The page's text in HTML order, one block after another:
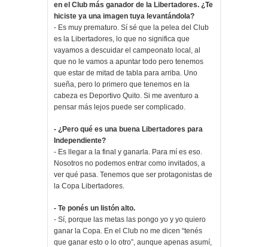
en el Club más ganador de la Libertadores. ¿Te
hiciste ya una imagen tuya levantándola?
- Es muy prematuro. Sí sé que la pelea del Club
es la Libertadores, lo que no significa que
vayamos a descuidar el campeonato local, al
que no le vamos a apuntar todo pero tenemos
que estar de mitad de tabla para arriba. Uno
sueña, pero lo primero que tenemos en la
cabeza es Deportivo Quito. Si me aventuro a
pensar más lejos puede ser complicado.
- ¿Pero qué es una buena Libertadores para
Independiente?
- Es llegar a la final y ganarla. Para mí es eso.
Nosotros no podemos entrar como invitados, a
ver qué pasa. Tenemos que ser protagonistas de
la Copa Libertadores.
- Te ponés un listón alto.
- Sí, porque las metas las pongo yo y yo quiero
ganar la Copa. En el Club no me dicen “tenés
que ganar esto o lo otro”, aunque apenas asumí,